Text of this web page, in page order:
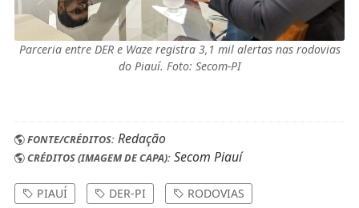
Parceria entre DER e Waze registra 3,1 mil alertas nas rodovias
do Piauí. Foto: Secom-PI
FONTE/CRÉDITOS:Redação
CRÉDITOS (IMAGEM DE CAPA):Secom Piauí
PIAUÍ DER-PI
RODOVIAS